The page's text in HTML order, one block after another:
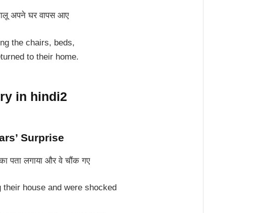
अपने घर वापस आए
the chairs, beds,
to their home.
Surprise
पता लगाया और वे चौंक गए
house and were shocked